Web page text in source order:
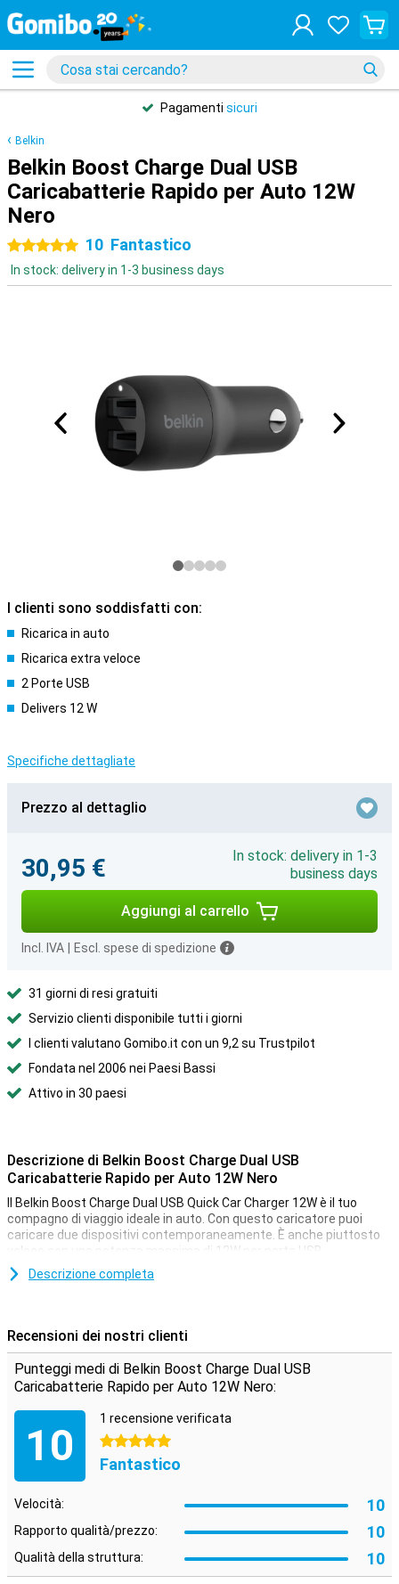
Pagamenti sicuri
Belkin
Belkin Boost Charge Dual USB
Caricabatterie Rapido per Auto 12W
Nero
5 stelle 10 Fantastico
In stock: delivery in 1-3 business days
I clienti sono soddisfatti con:
Ricarica in auto
Ricarica extra veloce
2 Porte USB
Delivers 12 W
Specifiche dettagliate
Prezzo al dettaglio
30,95 €
In stock: delivery in 1-3
business days
Aggiungi al carrello
Incl. IVA Escl. spese di spedizione
31 giorni di resi gratuiti
Servizio clienti disponibile tutti i giorni
I clienti valutano Gomibo.it con un 9,2 su Trustpilot
Fondata nel 2006 nei Paesi Bassi
Attivo in 30 paesi
Descrizione di Belkin Boost Charge Dual USB
Caricabatterie Rapido per Auto 12W Nero
Il Belkin Boost Charge Dual USB Quick Car Charger 12W è il tuo
compagno di viaggio ideale in auto. Con questo caricatore puoi
caricare due dispositivi contemporaneamente. È anche piuttosto
veloce con una potenza massima di 12W per porta USB.
Questo caricatore da auto Belkin ha due porte USB-A alle quali puoi
Descrizione completa
Recensioni dei nostri clienti
Punteggi medi di Belkin Boost Charge Dual USB
Caricabatterie Rapido per Auto 12W Nero:
10
1 recensione verificata
5 stelle
Fantastico
Velocità: 10
Rapporto qualità/prezzo: 10
Qualità della struttura: 10